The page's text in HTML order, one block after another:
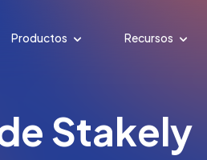
Productos Recursos
Stakely